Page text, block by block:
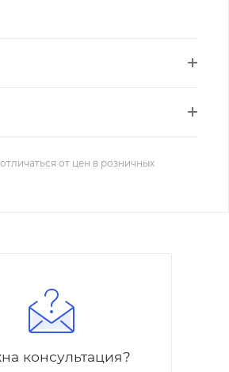
от цен в розничных
консультация?